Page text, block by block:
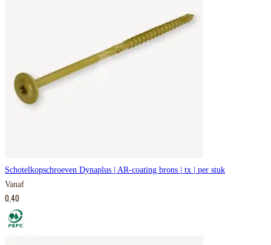
Schotelkopschroeven Dynaplus | AR-coating brons | tx | per stuk
Vanaf
0,40